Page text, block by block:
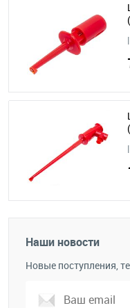
Наши новости
Новые поступления,